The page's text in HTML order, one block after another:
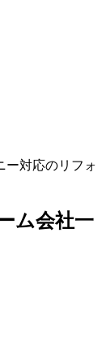
ー対応のリフォ
ム会社一